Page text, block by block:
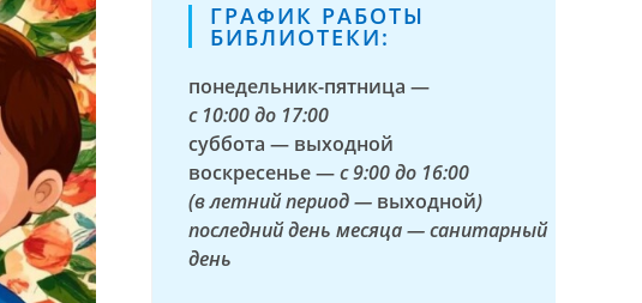
ГРАФИК РАБОТЫ
БИБЛИОТЕКИ:
понедельник-пятница —
с 10:00 до 17:00
суббота — выходной
воскресенье —с 9:00 до 16:00
(в летний период — выходной)
последний день месяца — санитарный
день